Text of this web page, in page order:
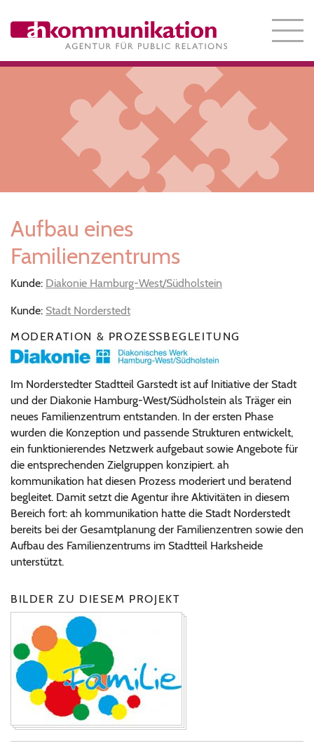
Aufbau eines
Familienzentrums
Kunde: Diakonie Hamburg-West/Südholstein
Kunde: Stadt Norderstedt
MODERATION & PROZESSBEGLEITUNG
Im Norderstedter Stadtteil Garstedt ist auf Initiative der Stadt
und der Diakonie Hamburg-West/Südholstein als Träger ein
neues Familienzentrum entstanden. In der ersten Phase
wurden die Konzeption und passende Strukturen entwickelt,
ein funktionierendes Netzwerk aufgebaut sowie Angebote für
die entsprechenden Zielgruppen konzipiert. ah
kommunikation hat diesen Prozess moderiert und beratend
begleitet. Damit setzt die Agentur ihre Aktivitäten in diesem
Bereich fort: ah kommunikation hatte die Stadt Norderstedt
bereits bei der Gesamtplanung der Familienzentren sowie den
Aufbau des Familienzentrums im Stadtteil Harksheide
unterstützt.
BILDER ZU DIESEM PROJEKT